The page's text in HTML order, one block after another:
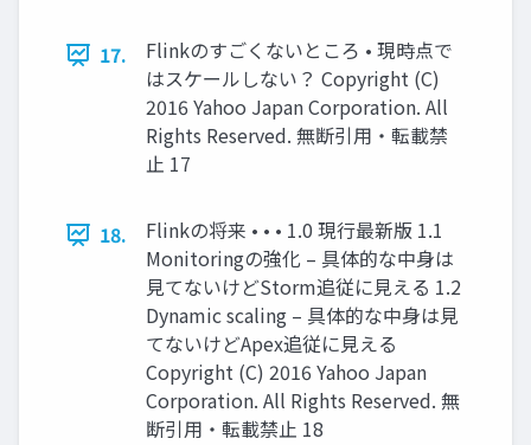
17.
Flinkのすごくないところ • 現時点で
はスケールしない？ Copyright (C)
2016 Yahoo Japan Corporation. All
Rights Reserved. 無断引用・転載禁
止 17
18.
Flinkの将来 • • • 1.0 現行最新版 1.1
Monitoringの強化 – 具体的な中身は
見てないけどStorm追従に見える 1.2
Dynamic scaling – 具体的な中身は見
てないけどApex追従に見える
Copyright (C) 2016 Yahoo Japan
Corporation. All Rights Reserved. 無
断引用・転載禁止 18